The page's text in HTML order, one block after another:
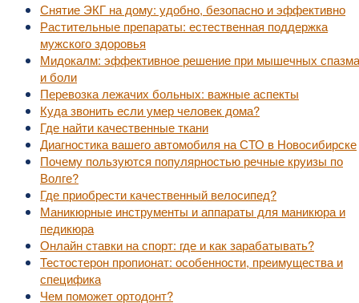
Снятие ЭКГ на дому: удобно, безопасно и эффективно
Растительные препараты: естественная поддержка
мужского здоровья
Мидокалм: эффективное решение при мышечных
и боли
Перевозка лежачих больных: важные аспекты
Куда звонить если умер человек дома?
Где найти качественные ткани
Диагностика вашего автомобиля на СТО в Новосибирске
Почему пользуются популярностью речные круизы по
Волге?
Где приобрести качественный велосипед?
Маникюрные инструменты и аппараты для маникюра и
педикюра
Онлайн ставки на спорт: где и как зарабатывать?
Тестостерон пропионат: особенности, преимущества и
специфика
Чем поможет ортодонт?